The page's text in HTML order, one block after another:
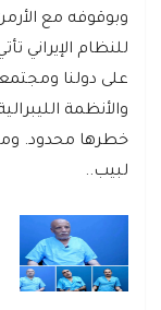
وبوقوفه مع
للنظام الإيراني
على دولنا
والأنظمة
خطرها محدود.
لبيب..